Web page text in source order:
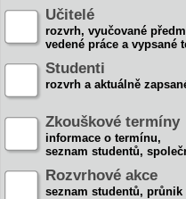
Učitelé
rozvrh, vyučované
vedené práce a vypsané
Studenti
rozvrh a aktuálně
Zkouškové termíny
informace o termínu,
seznam studentů,
Rozvrhové akce
seznam studentů, průnik